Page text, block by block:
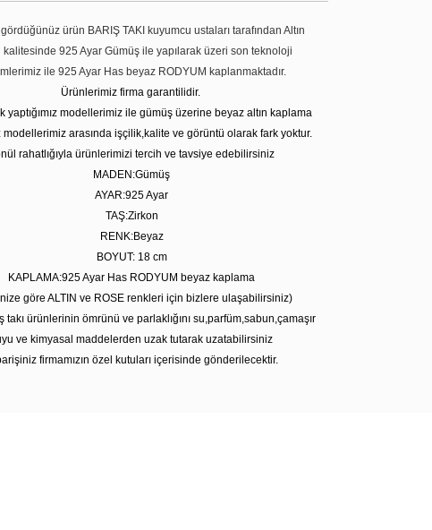
ürün BARIŞ TAKI kuyumcu ustaları tarafından Altın
925 Ayar Gümüş ile yapılarak üzeri son teknoloji
ile 925 Ayar Has beyaz RODYUM kaplanmaktadır.
Ürünlerimiz firma garantilidir.
yaptığımız modellerimiz ile gümüş üzerine beyaz altın kaplama
modellerimiz arasında işçilik,kalite ve görüntü olarak fark yoktur.
rahatlığıyla ürünlerimizi tercih ve tavsiye edebilirsiniz
MADEN:Gümüş
AYAR:925 Ayar
TAŞ:Zirkon
RENK:Beyaz
BOYUT: 18 cm
KAPLAMA:925 Ayar Has RODYUM beyaz kaplama
göre ALTIN ve ROSE renkleri için bizlere ulaşabilirsiniz)
takı ürünlerinin ömrünü ve parlaklığını su,parfüm,sabun,çamaşır
ve kimyasal maddelerden uzak tutarak uzatabilirsiniz
firmamızın özel kutuları içerisinde gönderilecektir.